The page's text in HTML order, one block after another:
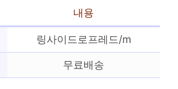
내용
링사이드로프레드/m
무료배송